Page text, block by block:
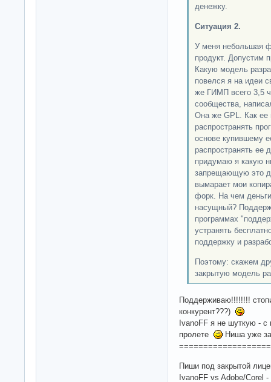
денежку.
Ситуация 2.
У меня небольшая
продукт. Допустим
Какую модель
повелся я на идеи
же ГИМП всего 3,5
сообщества,
Она же GPL. Как ее
распространять
основе купившему
распространять ее
придумаю я какую
запрещающую это
вымарает мои
форк. На чем
насущный?
программах
устранять
поддержку и
Поэтому: скажем
закрытую модель
Поддерживаю!!!!!!!!
конкурент???)
IvanoFF я не шуткую - с
пролете
Ниша уже
Пиши под закрытой
IvanoFF vs Adobe/Corel -